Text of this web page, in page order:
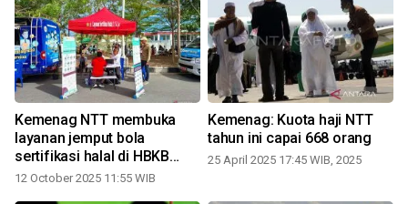
Kemenag NTT membuka
layanan jemput bola
sertifikasi halal di HBKB
Kupang
12 October 2025 11:55 WIB
Kemenag: Kuota haji NTT
tahun ini capai 668 orang
25 April 2025 17:45 WIB, 2025